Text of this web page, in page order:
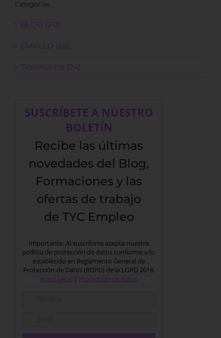
Categorías
BLOG (213)
EMPLEO (68)
Testimonios (24)
SUSCRÍBETE A NUESTRO
BOLETÍN
Recibe las últimas
novedades del Blog,
Formaciones y las
ofertas de trabajo
de TYC Empleo
Importante: Al suscribirse acepta nuestra
política de protección de datos conforme a lo
establecido en Reglamento General de
Protección de Datos (RGPD) de la LOPD 2018.
Aviso Legal | Protección de datos